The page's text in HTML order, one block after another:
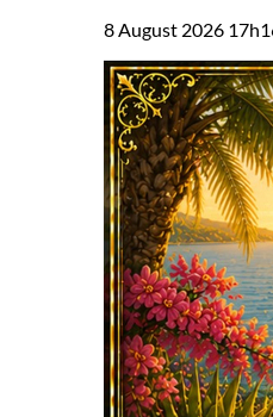
8 August 2026